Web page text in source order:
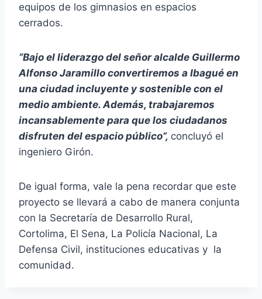
equipos de los gimnasios en espacios
cerrados.
“Bajo el liderazgo del señor alcalde Guillermo
Alfonso Jaramillo convertiremos a Ibagué en
una ciudad incluyente y sostenible con el
medio ambiente. Además, trabajaremos
incansablemente para que los ciudadanos
disfruten del espacio público”, concluyó el
ingeniero Girón.
De igual forma, vale la pena recordar que este
proyecto se llevará a cabo de manera conjunta
con la Secretaría de Desarrollo Rural,
Cortolima, El Sena, La Policía Nacional, La
Defensa Civil, instituciones educativas y la
comunidad.